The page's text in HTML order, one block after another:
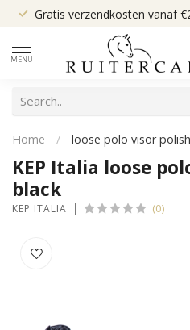
Gratis verzendkosten vanaf
MENU
Home / loose polo visor
KEP Italia loose
black
KEP ITALIA (0)